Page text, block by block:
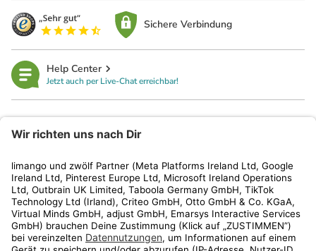
Sichere Verbindung
Help Center
Jetzt auch per Live-Chat erreichbar!
Kundenservice
Shop
Aktionen